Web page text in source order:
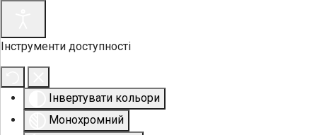
Інструменти доступності
Інвертувати кольори
Монохромний